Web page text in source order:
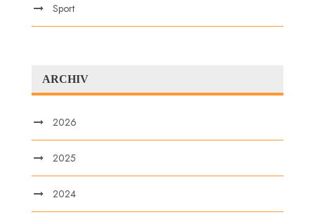
Sport
ARCHIV
2026
2025
2024